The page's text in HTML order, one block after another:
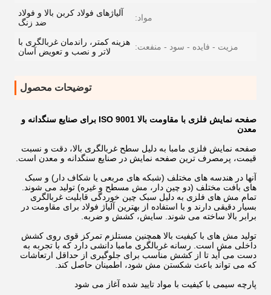
مواد:
آلیاژهای فولاد کربن بالا و فولاد
ضد زنگ
مزیت - فایده - سود - منفعت: هزینه کمتر، راندمان غربالگری با
لاتر و نصب و تعویض آسان
توضیحات محصول
صفحه نمایش فلزی با مقاومت بالا ISO 9001 برای صنایع سنگدانه و
معدن
صفحه نمایش فلزی مامبا به دلیل سطح غربالگری بالا، دقت و نسبت
قیمت، پرمصرف ترین صفحه نمایش در صنایع سنگدانه و معدن است.
آنها در هندسه های مختلف (شبکه های مربعی یا شکاف دار) و سبک
های بافت مختلف (دو چین دار، مش مسطح و غیره) تولید می شوند.
تمام مش های فلزی به دلیل سبک چین خوردگی قابلیت غربالگری
بسیار دقیقی دارند و با استفاده از بهترین آلیاژ فولاد برای مقاومت در
برابر بالا ساخته می شوند. سایش، کشش و ضربه.
تولید مش های با کیفیت بالا همچنین مستلزم تمرکز قوی روی کشش
داخلی مش است. رسانه غربالگری مامبا دانشی دارد که با تجربه به
دست می آید تا از کشش مناسب برای جلوگیری از حداقل ارتعاشات
که می تواند باعث شکستن مش شود، اطمینان حاصل کند.
پارچه سیمی با کیفیت با مواد تایید شده آغاز می شود